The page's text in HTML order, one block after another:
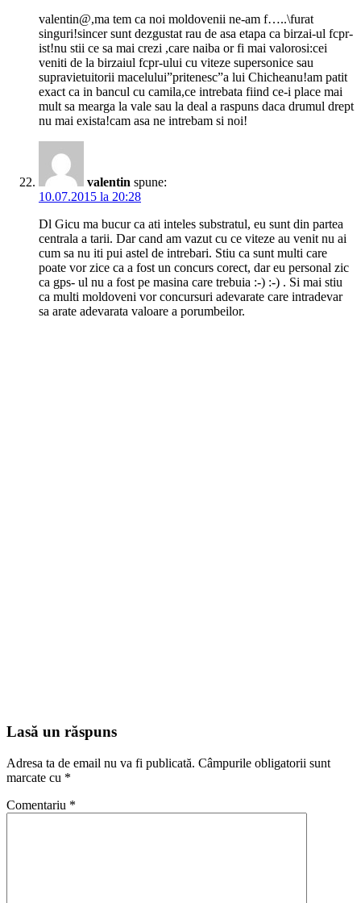
valentin@,ma tem ca noi moldovenii ne-am f…..\furat
singuri!sincer sunt dezgustat rau de asa etapa ca birzai-ul fcpr-
ist!nu stii ce sa mai crezi ,care naiba or fi mai valorosi:cei
veniti de la birzaiul fcpr-ului cu viteze supersonice sau
supravietuitorii macelului”pritenesc”a lui Chicheanu!am patit
exact ca in bancul cu camila,ce intrebata fiind ce-i place mai
mult sa mearga la vale sau la deal a raspuns daca drumul drept
nu mai exista!cam asa ne intrebam si noi!
valentin spune:
10.07.2015 la 20:28
Dl Gicu ma bucur ca ati inteles substratul, eu sunt din partea
centrala a tarii. Dar cand am vazut cu ce viteze au venit nu ai
cum sa nu iti pui astel de intrebari. Stiu ca sunt multi care
poate vor zice ca a fost un concurs corect, dar eu personal zic
ca gps- ul nu a fost pe masina care trebuia :-) :-) . Si mai stiu
ca multi moldoveni vor concursuri adevarate care intradevar
sa arate adevarata valoare a porumbeilor.
Lasă un răspuns
Adresa ta de email nu va fi publicată. Câmpurile obligatorii sunt
marcate cu *
Comentariu *